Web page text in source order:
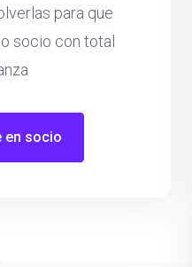
para que
socio con total
en socio